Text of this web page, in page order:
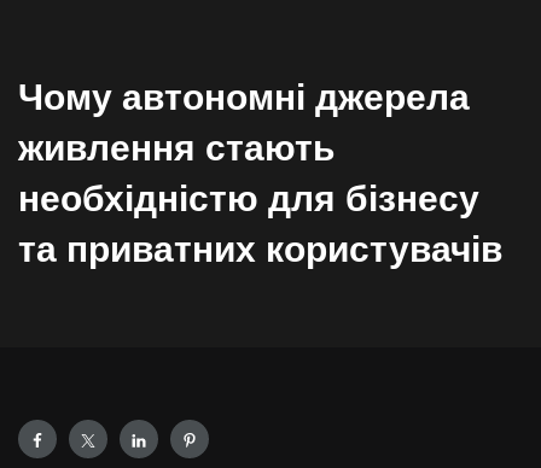
Чому автономні джерела
живлення стають
необхідністю для бізнесу
та приватних користувачів